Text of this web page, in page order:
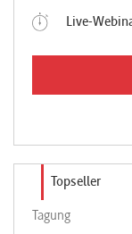
Live-
Topseller
Tagung